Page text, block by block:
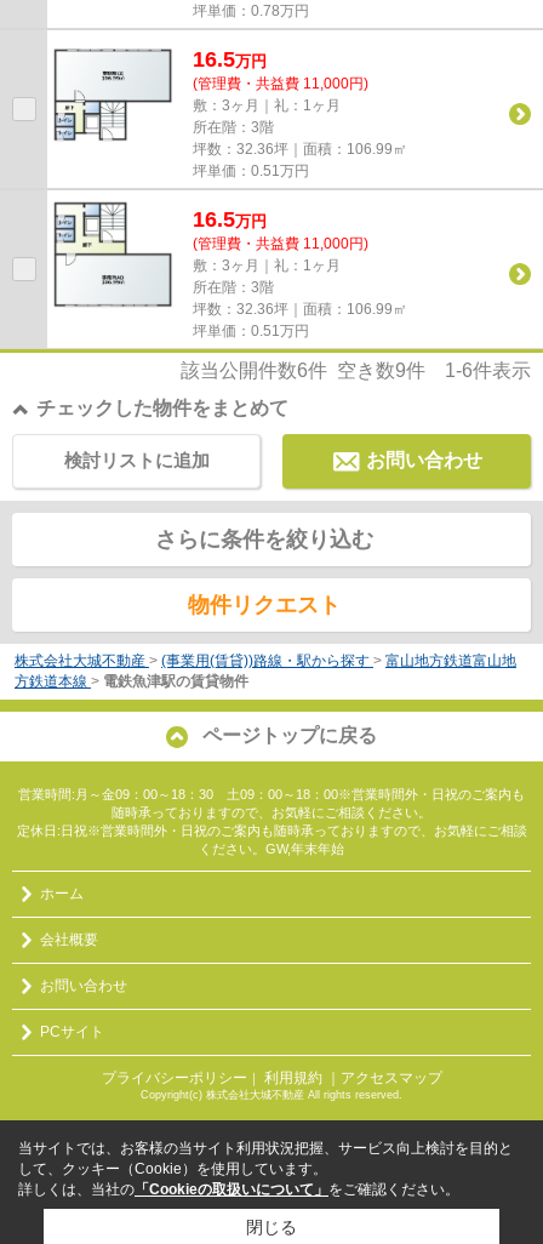
坪単価： 0.78万円
16.5万円
(管理費・共益費 11,000円)
敷：3ヶ月｜礼：1ヶ月
所在階：3階
坪数：32.36坪｜面積：106.99㎡
坪単価： 0.51万円
16.5万円
(管理費・共益費 11,000円)
敷：3ヶ月｜礼：1ヶ月
所在階：3階
坪数：32.36坪｜面積：106.99㎡
坪単価： 0.51万円
該当公開件数6件 空き数9件 1-6件表示
チェックした物件をまとめて
お問い合わせ
検討リストに追加
さらに条件を絞り込む
物件リクエスト
株式会社大城不動産 > (事業用(賃貸))路線・駅から探す > 富山地方鉄道富山地
方鉄道本線 > 電鉄魚津駅の賃貸物件
ページトップに戻る
営業時間:月～金09：00～18：30 土09：00～18：00※営業時間外・日祝のご案内も
随時承っておりますので、お気軽にご相談ください。
定休日:日祝※営業時間外・日祝のご案内も随時承っておりますので、お気軽にご相談
ください。GW,年末年始
ホーム
会社概要
お問い合わせ
PCサイト
プライバシーポリシー ｜ 利用規約 ｜アクセスマップ
Copyright(c) 株式会社大城不動産 All rights reserved.
当サイトでは、お客様の当サイト利用状況把握、サービス向上検討を目的と
して、クッキー（Cookie）を使用しています。
詳しくは、当社の 「Cookieの取扱いについて」 をご確認ください。
閉じる